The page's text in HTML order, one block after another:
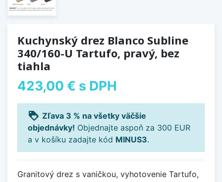
Kuchynský drez Blanco Subline
340/160-U Tartufo, pravý, bez
tiahla
423,00 € s DPH
loyalty Zľava 3 % na všetky väčšie
objednávky! Objednajte aspoň za 300 EUR
a v košíku zadajte kód MINUS3.
Granitový drez s vaničkou, vyhotovenie Tartufo,